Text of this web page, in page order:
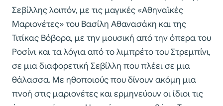
Σεβίλλης λοιπόν, µε τις µαγικές «Αθηναϊκές
Μαριονέτες» του Βασίλη Αθανασάκη και της
Τιτίκας Βόβορα, µε την µουσική από την όπερα του
Ροσίνι και τα λόγια από το λιµπρέτο του Στρεµπίνι,
σε µια διαφορετική Σεβίλλη που πλέει σε µια
θάλασσα. Με ηθοποιούς που δίνουν ακόµη µια
πνοή στις µαριονέτες και ερµηνεύουν οι ίδιοι τις